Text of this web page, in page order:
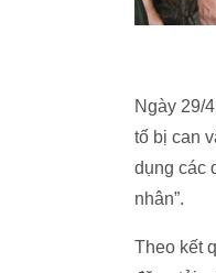
Ngày 29/
tố bị can
dụng các
nhân”.
Theo kết